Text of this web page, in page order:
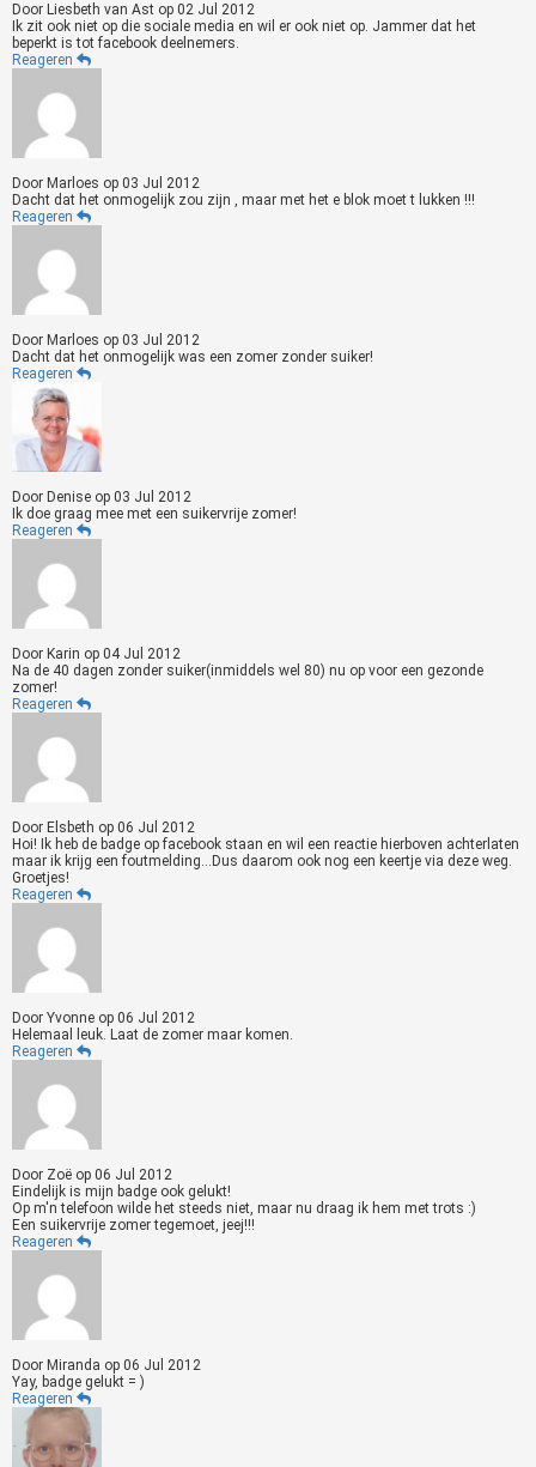
Door Liesbeth van Ast op 02 Jul 2012
Ik zit ook niet op die sociale media en wil er ook niet op. Jammer dat het
beperkt is tot facebook deelnemers.
Reageren
Door Marloes op 03 Jul 2012
Dacht dat het onmogelijk zou zijn , maar met het e blok moet t lukken !!!
Reageren
Door Marloes op 03 Jul 2012
Dacht dat het onmogelijk was een zomer zonder suiker!
Reageren
Door Denise op 03 Jul 2012
Ik doe graag mee met een suikervrije zomer!
Reageren
Door Karin op 04 Jul 2012
Na de 40 dagen zonder suiker(inmiddels wel 80) nu op voor een gezonde
zomer!
Reageren
Door Elsbeth op 06 Jul 2012
Hoi! Ik heb de badge op facebook staan en wil een reactie hierboven achterlaten
maar ik krijg een foutmelding...Dus daarom ook nog een keertje via deze weg.
Groetjes!
Reageren
Door Yvonne op 06 Jul 2012
Helemaal leuk. Laat de zomer maar komen.
Reageren
Door Zoë op 06 Jul 2012
Eindelijk is mijn badge ook gelukt!
Op m'n telefoon wilde het steeds niet, maar nu draag ik hem met trots :)
Een suikervrije zomer tegemoet, jeej!!!
Reageren
Door Miranda op 06 Jul 2012
Yay, badge gelukt = )
Reageren